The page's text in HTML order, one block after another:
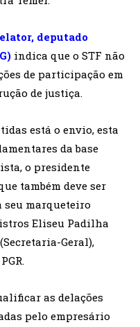
deputado
indica que o STF não
de participação em
de justiça.
está o envio, esta
da base
o presidente
também deve ser
seu marqueteiro
Eliseu Padilha
Geral),
as delações
pelo empresário